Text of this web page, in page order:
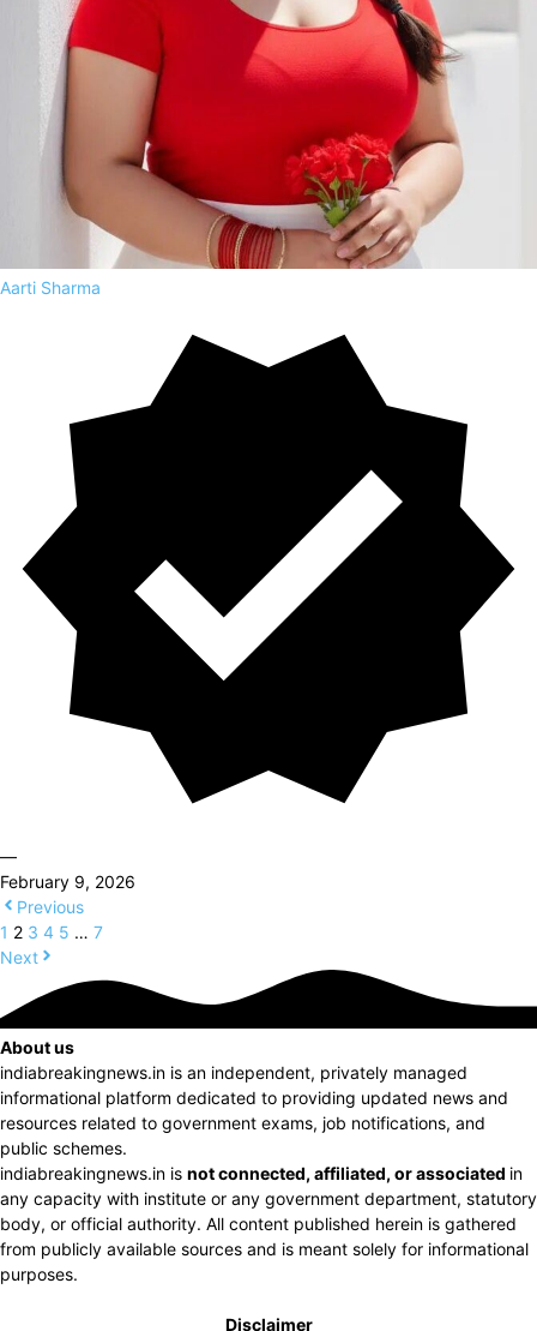
Aarti Sharma
—
February 9, 2026
Previous
1 2 3 4 5 … 7
Next
About us
indiabreakingnews.in is an independent, privately managed
informational platform dedicated to providing updated news and
resources related to government exams, job notifications, and
public schemes.
indiabreakingnews.in is not connected, affiliated, or associated in
any capacity with institute or any government department, statutory
body, or official authority. All content published herein is gathered
from publicly available sources and is meant solely for informational
purposes.
Disclaimer